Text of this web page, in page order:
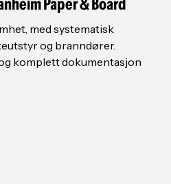
med systematisk
og branndører.
komplett dokumentasjon